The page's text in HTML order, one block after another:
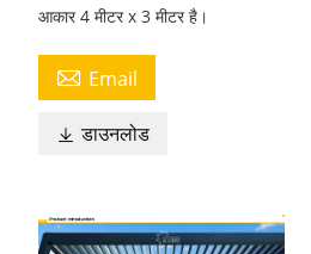
आकार 4 मीटर x 3 मीटर है।
 Email
 डाउनलोड